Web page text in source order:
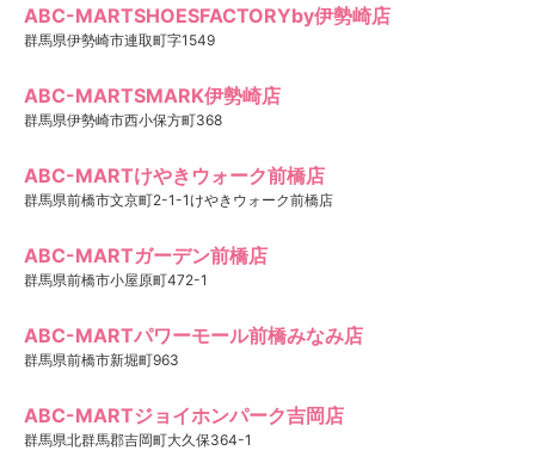
ABC-MARTSHOESFACTORYby伊勢崎店
群馬県伊勢崎市連取町字1549
ABC-MARTSMARK伊勢崎店
群馬県伊勢崎市西小保方町368
ABC-MARTけやきウォーク前橋店
群馬県前橋市文京町2-1-1けやきウォーク前橋店
ABC-MARTガーデン前橋店
群馬県前橋市小屋原町472-1
ABC-MARTパワーモール前橋みなみ店
群馬県前橋市新堀町963
ABC-MARTジョイホンパーク吉岡店
群馬県北群馬郡吉岡町大久保364-1